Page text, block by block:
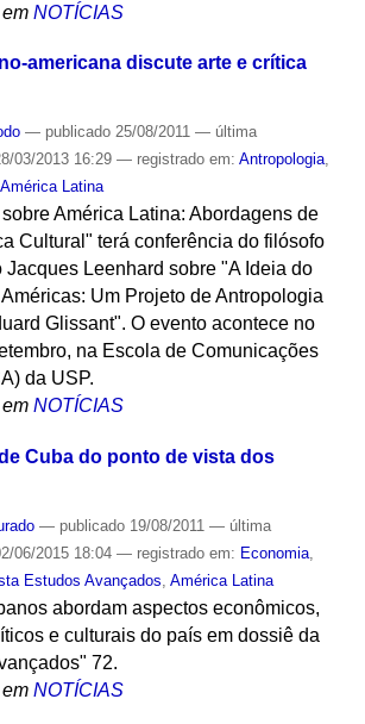
NOTÍCIAS
americana discute arte e crítica
— publicado25/08/2011 — última
03/2013 16:29 — registrado em: Antropologia,
América Latina
América Latina: Abordagens de
Cultural" terá conferência do filósofo
Jacques Leenhard sobre "A Ideia do
Um Projeto de Antropologia
Glissant". O evento acontece no
na Escola de Comunicações
da USP.
NOTÍCIAS
Cuba do ponto de vista dos
— publicado19/08/2011 — última
06/2015 18:04 — registrado em: Economia,
Estudos Avançados, América Latina
abordam aspectos econômicos,
e culturais do país em dossiê da
72.
NOTÍCIAS